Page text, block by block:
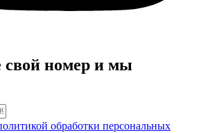
свой номер и мы
обработки персональных